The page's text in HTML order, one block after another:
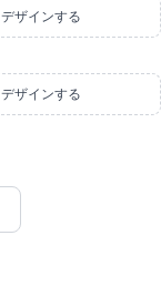
デザインする
デザインする